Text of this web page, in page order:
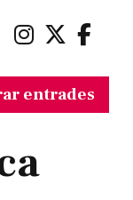
Link aLink
entrades